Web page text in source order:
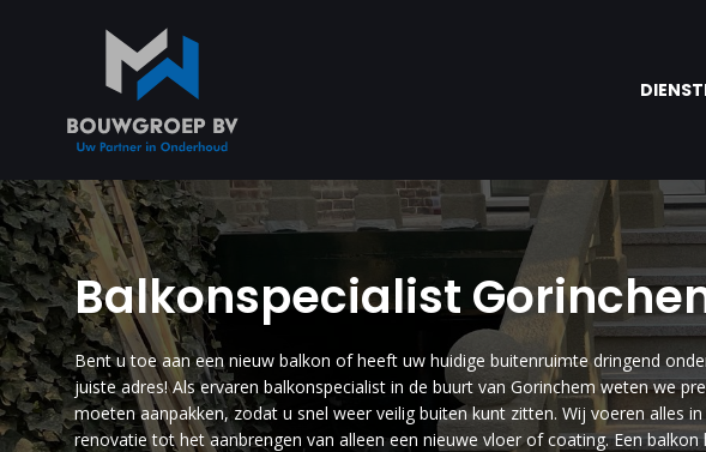
Balkonspecialist
Bent u toe aan een nieuw balkon of heeft uw huidige buitenruimte dringend
juiste adres! Als ervaren balkonspecialist in de buurt van Gorinchem weten we
moeten aanpakken, zodat u snel weer veilig buiten kunt zitten. Wij voeren alles
renovatie tot het aanbrengen van alleen een nieuwe vloer of coating. Een